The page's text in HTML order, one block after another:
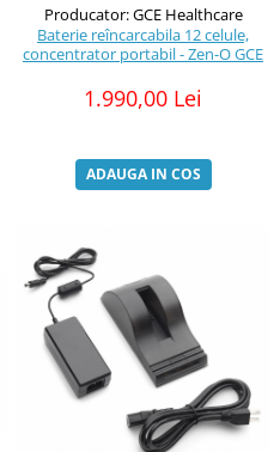
Producator: GCE Healthcare
Baterie reîncarcabila 12 celule,
concentrator portabil - Zen-O GCE
1.990,00 Lei
ADAUGA IN COS